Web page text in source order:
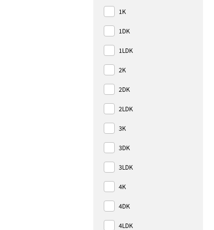
1K
1DK
1LDK
2K
2DK
2LDK
3K
3DK
3LDK
4K
4DK
4LDK